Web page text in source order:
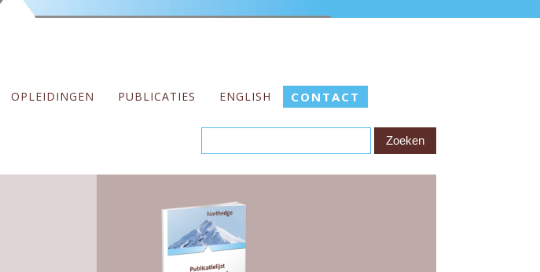
OPLEIDINGEN PUBLICATIES ENGLISH CONTACT